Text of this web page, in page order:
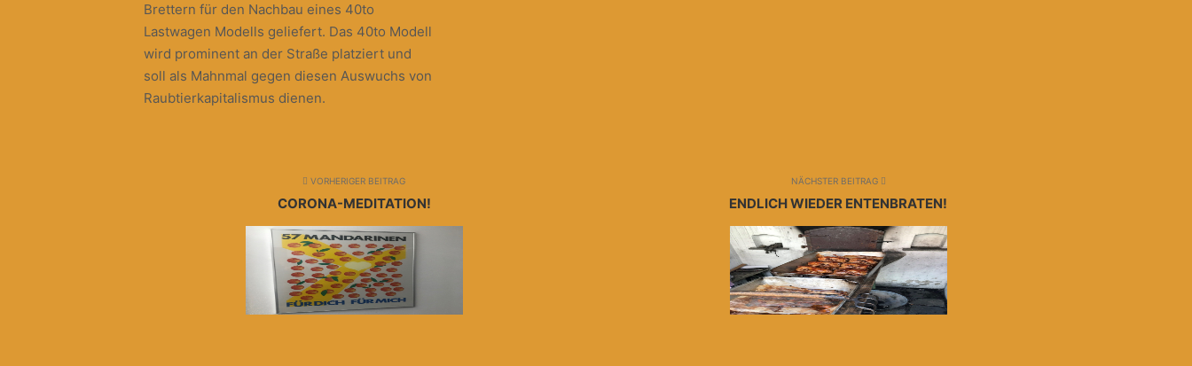
Brettern für den Nachbau eines 40to
Lastwagen Modells geliefert. Das 40to Modell
wird prominent an der Straße platziert und
soll als Mahnmal gegen diesen Auswuchs von
Raubtierkapitalismus dienen.
VORHERIGER BEITRAG
CORONA-MEDITATION!
NÄCHSTER BEITRAG
ENDLICH WIEDER ENTENBRATEN!